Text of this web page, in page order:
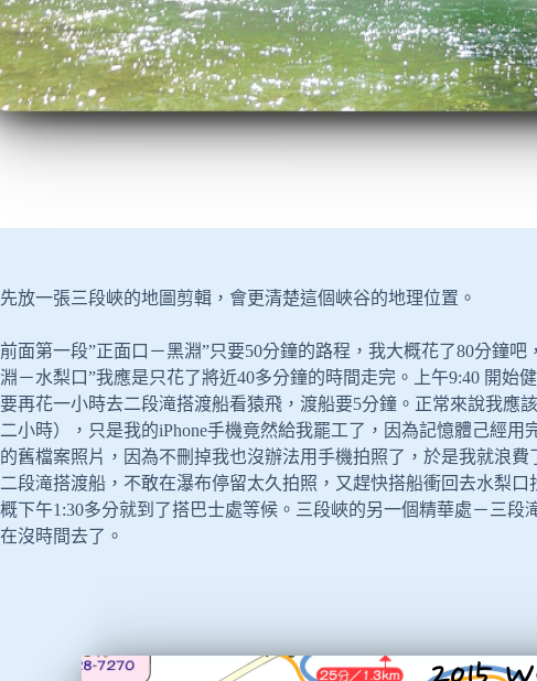
先放一張三段峽的地圖剪輯，會更清楚這個峽谷的地理位置。
前面第一段”正面口－黑淵”只要50分鐘的路程，我大概花了80分鐘
淵－水梨口”我應是只花了將近40多分鐘的時間走完。上午9:40 開始
要再花一小時去二段滝搭渡船看猿飛，渡船要5分鐘。正常來說我應
二小時），只是我的iPhone手機竟然給我罷工了，因為記憶體己經
的舊檔案照片，因為不刪掉我也沒辦法用手機拍照了，於是我就浪
二段滝搭渡船，不敢在瀑布停留太久拍照，又趕快搭船衝回去水梨
概下午1:30多分就到了搭巴士處等候。三段峽的另一個精華處－三
在沒時間去了。